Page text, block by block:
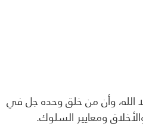
الله، وأن من خلق وحده جل في
ومعايير السلوك.